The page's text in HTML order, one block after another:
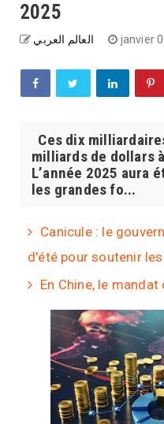
2025
العالم العربي janvier
Ces dix
milliards de dollars
L’année 2025 aura
les grandes fo...
Canicule : le
d'été pour soutenir
En Chine, le mandat